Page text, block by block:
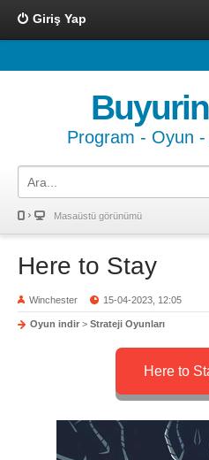
Giriş Yap
Program - Oyun
Masaüstü görünümü
Here to Stay
Winchester 15-04-2023, 12:05
Oyun indir > Strateji Oyunları
Here to